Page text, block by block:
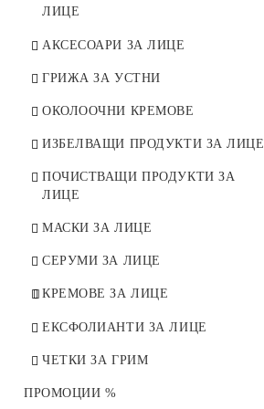
НАТУРАЛНИ ТОНОВЕ
ПЛАТИНЕНО РУСИ
ЛИЦЕ
ТЕРАПИЯ ПРОТИВ БРЪЧКИ
ТЕРАПИЯ ЗА НОРМАЛНА И
КОНТУР
СЕРУМИ ЗА ИНТЕНЗИВНА
ГРИЖА
МАСКИ С ГЛИНА
ДОПЪЛВАЩА ТЕРАПИЯ
ТЕРАПИЯ ЗА РЪЦЕ
АМПУЛИ
АКСЕСОАРИ ЗА ЛИЦЕ
ГРИЖА ЗА УСТНИ
ОКОЛООЧНИ КРЕМОВЕ
ИЗБЕЛВАЩИ ПРОДУКТИ ЗА ЛИЦЕ
ПОЧИСТВАЩИ ПРОДУКТИ ЗА
ЛИЦЕ
МАСКИ ЗА ЛИЦЕ
СЕРУМИ ЗА ЛИЦЕ
КРЕМOВЕ ЗА ЛИЦЕ
ХИДРАТИРАЩИ
ВЪЗСТАНОВЯВАЩИ
ПРОТИВОБРЪЧКОВИ
ЕКСФОЛИАНТИ ЗА ЛИЦЕ
ЧЕТКИ ЗА ГРИМ
ПРОМОЦИИ %